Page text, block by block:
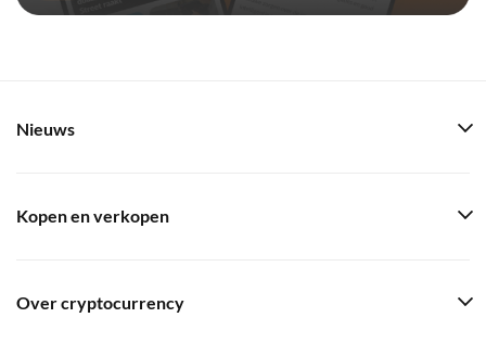
Nieuws
Kopen en verkopen
Over cryptocurrency